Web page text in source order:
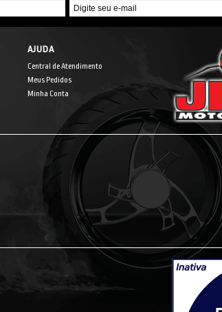
AJUDA
Central de Atendimento
Meus Pedidos
Minha Conta